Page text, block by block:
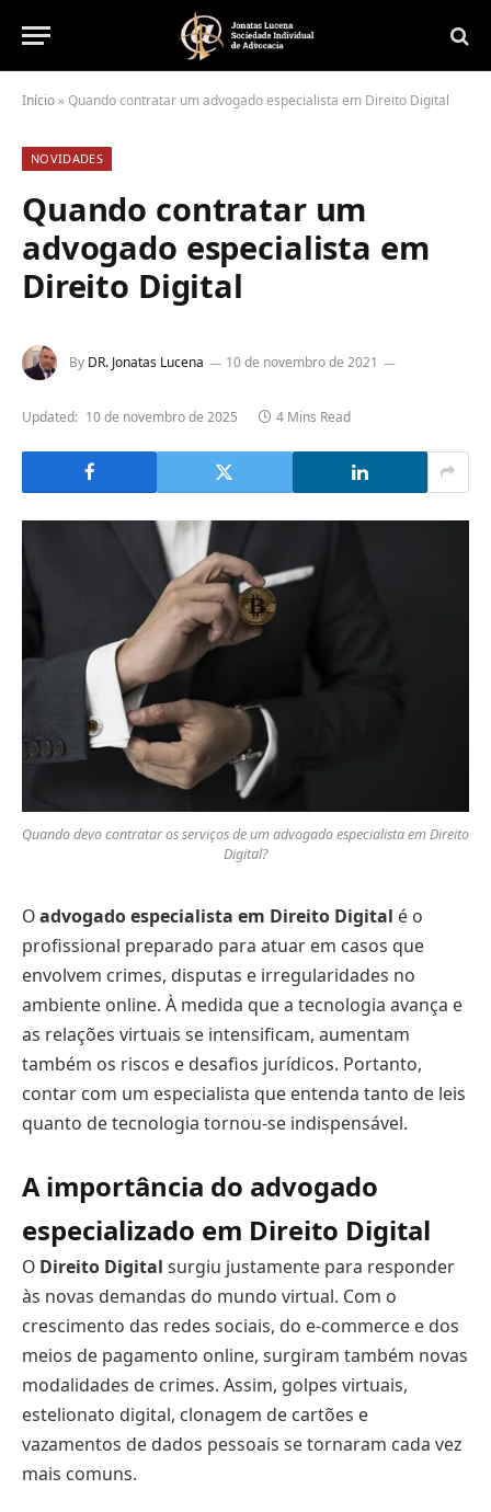
Início »Quando contratar um advogado especialista em Direito Digital
NOVIDADES
Quando contratar um
advogado especialista em
Direito Digital
By DR. Jonatas Lucena 10 de novembro de 2021
Updated: 10 de novembro de 2025 4 Mins Read
Quando devo contratar os serviços de um advogado especialista em Direito
Digital?
Oadvogado especialista em Direito Digital é o
profissional preparado para atuar em casos que
envolvem crimes, disputas e irregularidades no
ambiente online. À medida que a tecnologia avança e
as relações virtuais se intensificam, aumentam
também os riscos e desafios jurídicos. Portanto,
contar com um especialista que entenda tanto de leis
quanto de tecnologia tornou-se indispensável.
A importância do advogado
especializado em Direito Digital
O Direito Digital surgiu justamente para responder
às novas demandas do mundo virtual. Com o
crescimento das redes sociais, do e-commerce e dos
meios de pagamento online, surgiram também novas
modalidades de crimes. Assim, golpes virtuais,
estelionato digital, clonagem de cartões e
vazamentos de dados pessoais se tornaram cada vez
mais comuns.